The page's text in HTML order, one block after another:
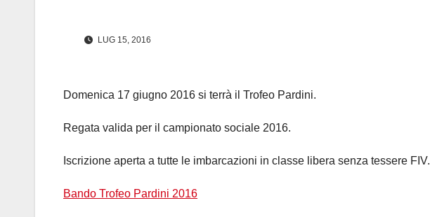
LUG 15, 2016
Domenica 17 giugno 2016 si terrà il Trofeo Pardini.
Regata valida per il campionato sociale 2016.
Iscrizione aperta a tutte le imbarcazioni in classe libera senza tessere FIV.
Bando Trofeo Pardini 2016